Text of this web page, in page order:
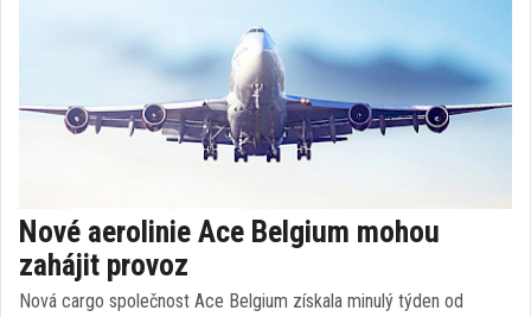
Nové aerolinie Ace Belgium mohou
zahájit provoz
Nová cargo společnost Ace Belgium získala minulý týden od